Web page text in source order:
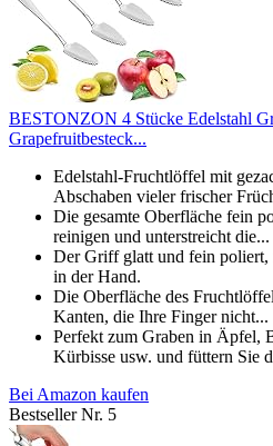
BESTONZON 4 Stücke Edelstahl
Grapefruitbesteck...
Edelstahl-Fruchtlöffel mit
Abschaben vieler frischer
Die gesamte Oberfläche fein
reinigen und unterstreicht die...
Der Griff glatt und fein poliert,
in der Hand.
Die Oberfläche des
Kanten, die Ihre Finger nicht...
Perfekt zum Graben in Äpfel,
Kürbisse usw. und füttern Sie
Bei Amazon kaufen
Bestseller Nr. 5